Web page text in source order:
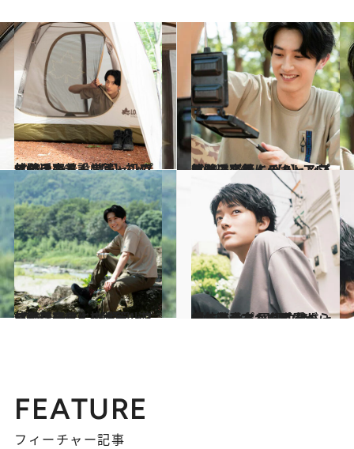
2021.10.6
杉野遥亮さんのキャンプ体験に密着！ 【1】初めてのテント設営篇
ライフスタイル 2021.10.6
杉野遥亮さんのキャンプ体験に密着！ 【2】アウトドアご飯にチャレンジ篇
ライフスタイル
2021.10.6
杉野遥亮さんのキャンプ体験に密着！ 【3】川遊びと焚き火に挑戦篇
ライフスタイル 2022.6.19
櫻井海音インタビュー 「年上の方から可愛がられるタイプ 同級生はちょっと苦手なんです(笑)」
カルチャー
FEATURE
フィーチャー記事